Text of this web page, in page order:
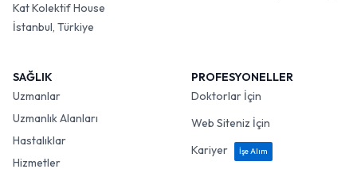
Kat Kolektif House
İstanbul, Türkiye
SAĞLIK
Uzmanlar
Uzmanlık Alanları
Hastalıklar
Hizmetler
PROFESYONELLER
Doktorlar İçin
Web Siteniz İçin
Kariyer
İşe Alım